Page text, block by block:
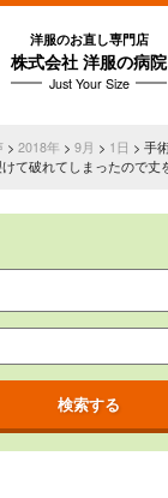
洋服のお直し専門店
株式会社 洋服の病院
Just Your Size
> 2018年 > 9月 > 1日 > 手
て破れてしまったので丈